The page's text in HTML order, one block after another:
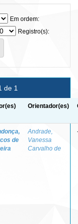
Em ordem:
Registro(s):
de 1
Orientador(es)
de
Andrade,
Vanessa
Carvalho de